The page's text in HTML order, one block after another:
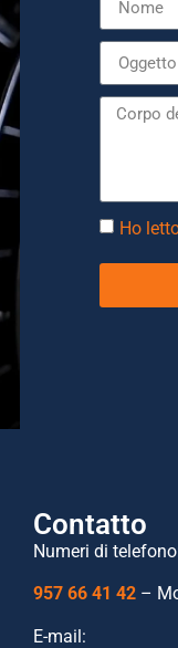
Ho
Contatto
Numeri di
957 66 41 42 –
E-mail: